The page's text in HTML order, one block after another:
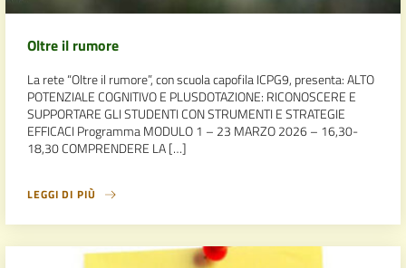
Oltre il rumore
La rete “Oltre il rumore”, con scuola capofila ICPG9, presenta: ALTO
POTENZIALE COGNITIVO E PLUSDOTAZIONE: RICONOSCERE E
SUPPORTARE GLI STUDENTI CON STRUMENTI E STRATEGIE
EFFICACI Programma MODULO 1 – 23 MARZO 2026 – 16,30-
18,30 COMPRENDERE LA […]
LEGGI DI PIÙ